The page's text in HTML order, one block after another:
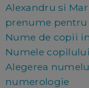
Alexandru si
prenume
Nume de copii
Numele
Alegerea
numerologie